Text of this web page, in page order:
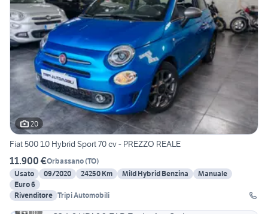
20
Fiat 500 1.0 Hybrid Sport 70 cv - PREZZO REALE
11.900 €Orbassano(TO)
Usato
09/2020 24250 Km Mild Hybrid Benzina
Manuale
Euro 6
Rivenditore Tripi Automobili